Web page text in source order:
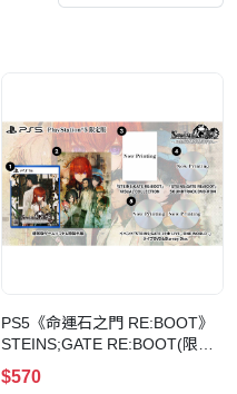
PS5《命運石之門 RE:BOOT》
STEINS;GATE RE:BOOT(限定
版)
$570